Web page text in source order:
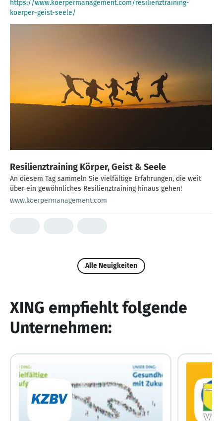
https://www.koerpermanagement.com/resilienztraining-
koerper-geist-seele/
Resilienztraining Körper, Geist & Seele
An diesem Tag sammeln Sie vielfältige Erfahrungen, die weit
über ein gewöhnliches Resilienztraining hinaus gehen!
www.koerpermanagement.com
Alle Neuigkeiten
XING empfiehlt folgende
Unternehmen: